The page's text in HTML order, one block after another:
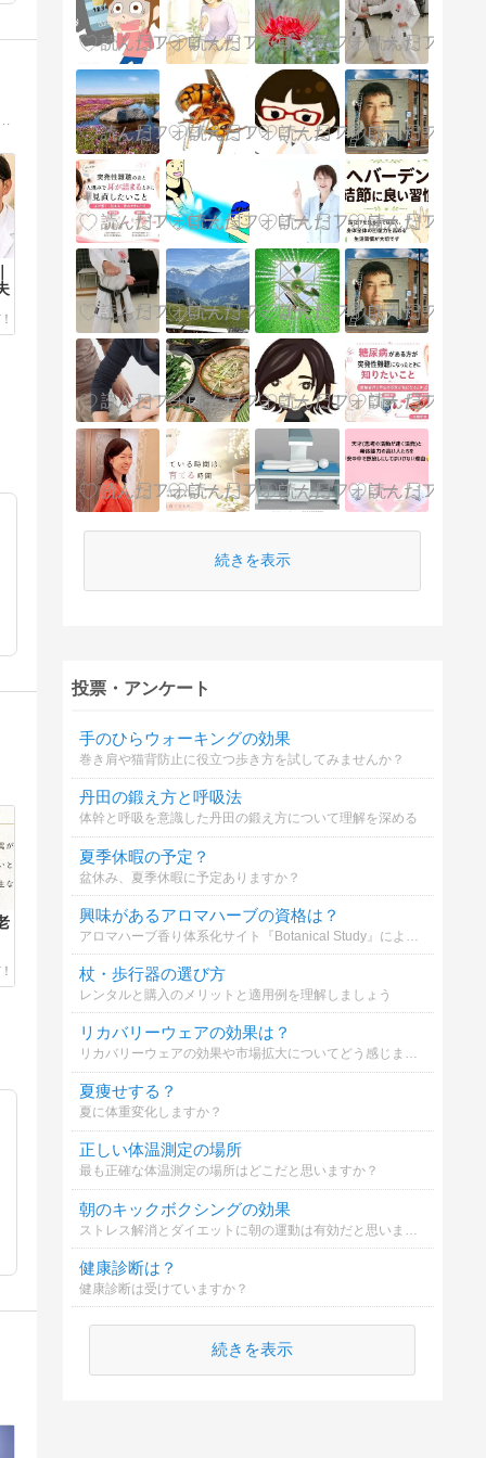
続きを表示
投票・アンケート
手のひらウォーキングの効果
巻き肩や猫背防止に役立つ歩き方を試してみませんか？
丹田の鍛え方と呼吸法
体幹と呼吸を意識した丹田の鍛え方について理解を深める
夏季休暇の予定？
盆休み、夏季休暇に予定ありますか？
興味があるアロマハーブの資格は？
杖・歩行器の選び方
レンタルと購入のメリットと適用例を理解しましょう
リカバリーウェアの効果は？
リカバリーウェアの効果や市場拡大についてどう感じますか？
夏痩せする？
夏に体重変化しますか？
正しい体温測定の場所
最も正確な体温測定の場所はどこだと思いますか？
朝のキックボクシングの効果
健康診断は？
健康診断は受けていますか？
続きを表示